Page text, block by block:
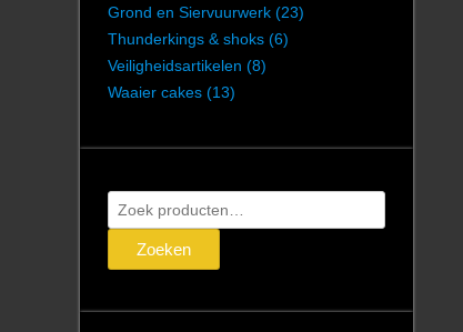
Grond en Siervuurwerk (23)
Thunderkings & shoks (6)
Veiligheidsartikelen (8)
Waaier cakes (13)
Zoeken
naar:
Zoeken